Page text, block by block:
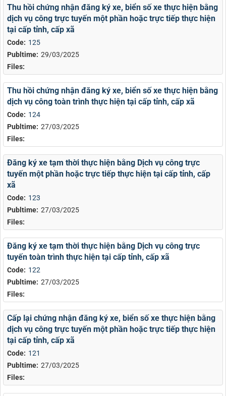
Thu hồi chứng nhận đăng ký xe, biển số xe thực hiện bằng
dịch vụ công trực tuyến một phần hoặc trực tiếp thực hiện
tại cấp tỉnh, cấp xã
Code: 125
Publtime: 29/03/2025
Files:
Thu hồi chứng nhận đăng ký xe, biển số xe thực hiện bằng
dịch vụ công toàn trình thực hiện tại cấp tỉnh, cấp xã
Code: 124
Publtime: 27/03/2025
Files:
Đăng ký xe tạm thời thực hiện bằng Dịch vụ công trực
tuyến một phần hoặc trực tiếp thực hiện tại cấp tỉnh, cấp
xã
Code: 123
Publtime: 27/03/2025
Files:
Đăng ký xe tạm thời thực hiện bằng Dịch vụ công trực
tuyến toàn trình thực hiện tại cấp tỉnh, cấp xã
Code: 122
Publtime: 27/03/2025
Files:
Cấp lại chứng nhận đăng ký xe, biển số xe thực hiện bằng
dịch vụ công trực tuyến một phần hoặc trực tiếp thực hiện
tại cấp tỉnh, cấp xã
Code: 121
Publtime: 27/03/2025
Files: